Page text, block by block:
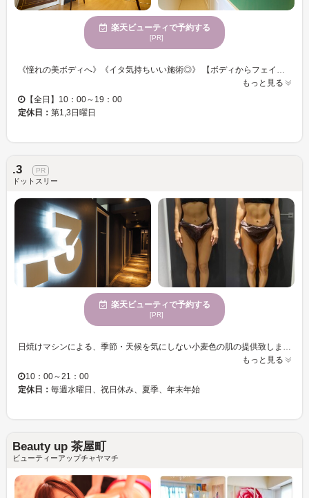
楽天ビューティで予約する
[PR]
《憧れの美ボディへ》《イタ気持ちいい施術◎》 【ボディからフェイシャルまで！初めての方でも安心して体験できるメニューをご用意◎】 知識・技術共に実力のあるスタッフがお客様を内面的・外面的に全力でサポート◎ オールハンドマッサージの贅沢ケアでお肌も心もスッキリ★女性らしさを引き出します◎ スタッフ一同、お客様のご来店を心よりお待ちしております。
もっと見る
【全日】10：00～19：00
定休日： 第1,3日曜日
.3
ドットスリー
楽天ビューティで予約する
[PR]
日焼けマシンによる、季節・天候を気にしない小麦色の肌の提供致します。 また、綺麗な小麦色の肌にしてみたいけれど、肌へのダメージが心配・焼きたいけれど肌が日に焼けにくいなど、そんな方にはスプレータンニングがおすすめです。 脱毛と組み合わせて綺麗な体を手に入れてみませんか？ ブラジリアンワックスでは瞬間！！ツルツルの衝撃体験を味わえること間違いなし！ ハイパーナイフではセルライトを撃退しトータルビューティを手に入れませんか？
もっと見る
10：00～21：00
定休日： 毎週水曜日、祝日休み、夏季、年末年始
Beauty up 茶屋町
ビューティーアップチャヤマチ